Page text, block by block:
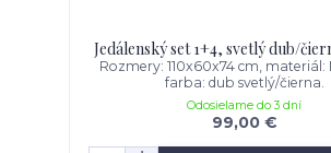
Jedálenský set 1+4, svetlý dub/
Rozmery: 110x60x74 cm, materiál:
farba: dub svetlý/čierna.
99,00 €
Odosielame do 3 dní